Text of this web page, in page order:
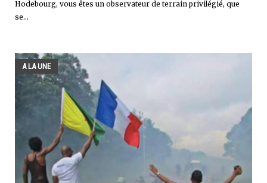
Hodebourg, vous êtes un observateur de terrain privilégié, que
se...
A LA UNE